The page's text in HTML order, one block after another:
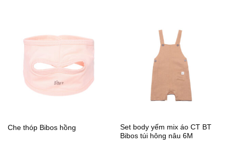
Che thóp Bibos hồng
Set body yếm mix áo CT BT
Bibos túi hông nâu 6M